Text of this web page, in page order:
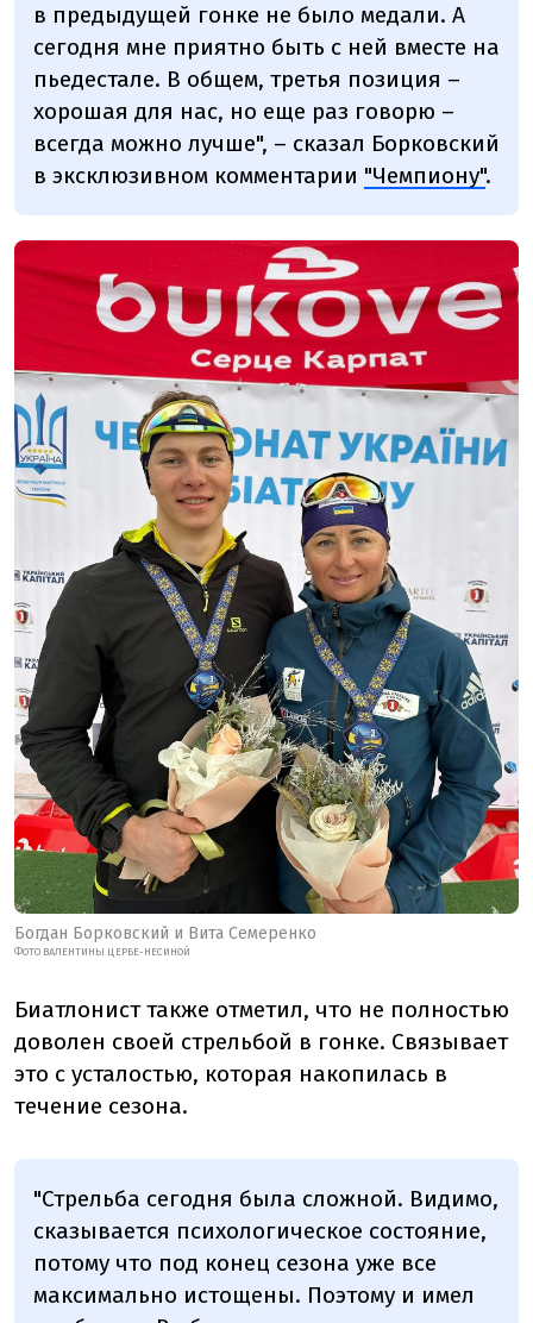
в предыдущей гонке не было медали. А
сегодня мне приятно быть с ней вместе на
пьедестале. В общем, третья позиция –
хорошая для нас, но еще раз говорю –
всегда можно лучше", – сказал Борковский
в эксклюзивном комментарии "Чемпиону".
Богдан Борковский и Вита Семеренко
ФОТО ВАЛЕНТИНЫ ЦЕРБЕ-НЕСИНОЙ
Биатлонист также отметил, что не полностью
доволен своей стрельбой в гонке. Связывает
это с усталостью, которая накопилась в
течение сезона.
"Стрельба сегодня была сложной. Видимо,
сказывается психологическое состояние,
потому что под конец сезона уже все
максимально истощены. Поэтому и имел